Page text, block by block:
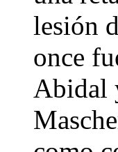
lesión
once
Abidal